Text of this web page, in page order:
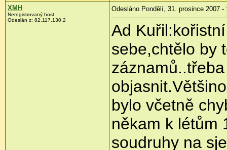
XMH
Neregistrovaný host
Odeslán z: 82.117.130.2
Odesláno Pondělí, 31. prosince 2007 -
Ad
sebe,chtělo by
bylo včetně
někam k létům
soudruhy na